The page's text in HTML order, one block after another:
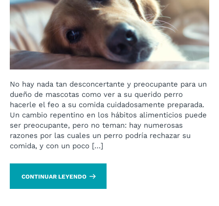
No hay nada tan desconcertante y preocupante para un
dueño de mascotas como ver a su querido perro
hacerle el feo a su comida cuidadosamente preparada.
Un cambio repentino en los hábitos alimenticios puede
ser preocupante, pero no teman: hay numerosas
razones por las cuales un perro podría rechazar su
comida, y con un poco […]
CONTINUAR LEYENDO